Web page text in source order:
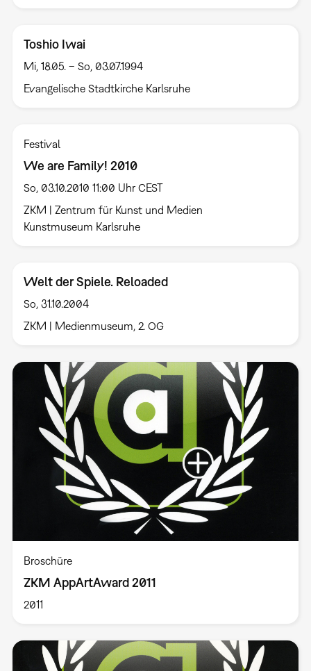
Toshio Iwai
Mi, 18.05. – So, 03.07.1994
Evangelische Stadtkirche Karlsruhe
Festival
We are Family! 2010
So, 03.10.2010 11:00 Uhr CEST
ZKM | Zentrum für Kunst und Medien
Kunstmuseum Karlsruhe
Welt der Spiele. Reloaded
So, 31.10.2004
ZKM | Medienmuseum, 2. OG
Broschüre
ZKM AppArtAward 2011
2011